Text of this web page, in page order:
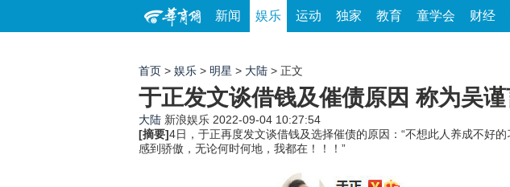
新闻 娱乐 运动 独家 教育 童学会 财经
首页 > 娱乐 > 明星 > 大陆 > 正文
于正发文谈借钱及催债原因 称为吴
大陆 新浪娱乐 2022-09-04 10:27:54
[摘要]4日，于正再度发文谈借钱及选择催债的原因：“不想此人养成不好
感到骄傲，无论何时何地，我都在！！！”